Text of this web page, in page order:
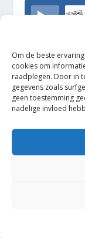
Om de beste
cookies om
raadplegen. Door in
gegevens zoals
geen toestemming
nadelige invloed